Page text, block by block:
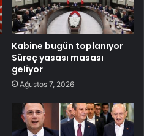
Kabine bugün toplanıyor
Süreç yasası masası
geliyor
Ağustos 7, 2026